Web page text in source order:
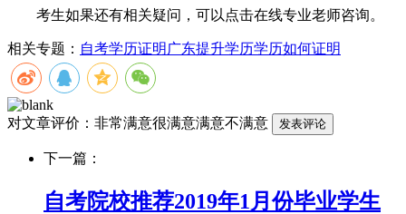
考生如果还有相关疑问，可以点击在线专业老师咨询。
相关专题： 自考学历证明 广东提升学历学历如何证明
对文章评价： 非常满意很满意满意不满意
下一篇：
自考院校推荐2019年1月份毕业学生